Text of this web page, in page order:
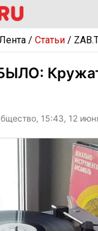
/ Статьи/
15:43, 12